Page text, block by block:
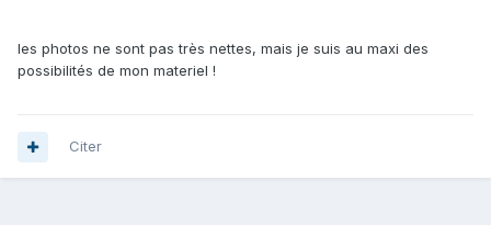
les photos ne sont pas très nettes, mais je suis au maxi des
possibilités de mon materiel !
Citer